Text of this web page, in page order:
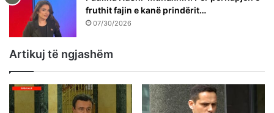
fruthit fajin e kanë prindërit…
07/30/2026
Artikuj të ngjashëm